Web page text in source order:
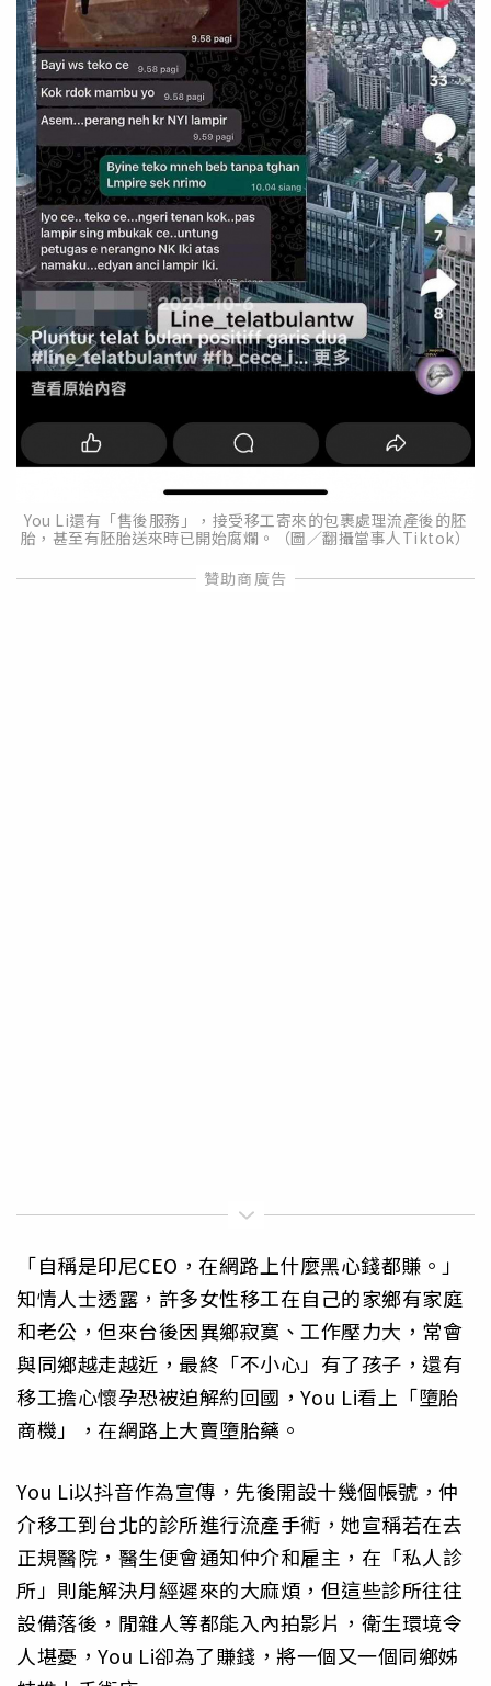
You Li還有「售後服務」，接受移工寄來的包裹處理流產後的胚
胎，甚至有胚胎送來時已開始腐爛。（圖／翻攝當事人Tiktok）
「自稱是印尼CEO，在網路上什麼黑心錢都賺。」
知情人士透露，許多女性移工在自己的家鄉有家庭
和老公，但來台後因異鄉寂寞、工作壓力大，常會
與同鄉越走越近，最終「不小心」有了孩子，還有
移工擔心懷孕恐被迫解約回國，You Li看上「墮胎
商機」，在網路上大賣墮胎藥。
You Li以抖音作為宣傳，先後開設十幾個帳號，仲
介移工到台北的診所進行流產手術，她宣稱若在去
正規醫院，醫生便會通知仲介和雇主，在「私人診
所」則能解決月經遲來的大麻煩，但這些診所往往
設備落後，閒雜人等都能入內拍影片，衛生環境令
人堪憂，You Li卻為了賺錢，將一個又一個同鄉姊